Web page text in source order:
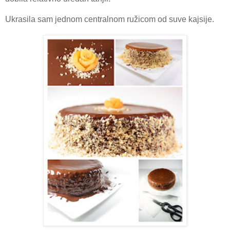
Ukrasila sam jednom centralnom ružicom od suve kajsije.